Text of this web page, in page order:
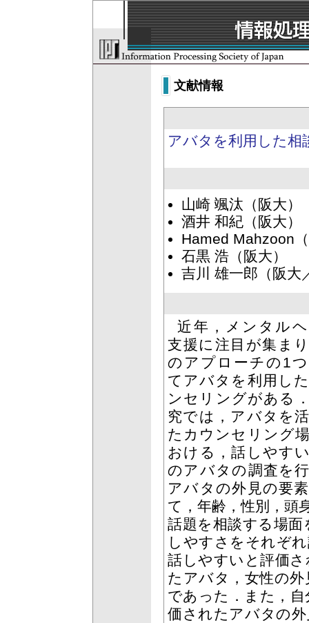
文献情報
アバタを利用した相
山崎 颯汰（阪大）
酒井 和紀（阪大）
Hamed Mahzoon
石黒 浩（阪大）
吉川 雄一郎（阪大
近年，メンタル
支援に注目が集ま
のアプローチの1
てアバタを利用し
ンセリングがある
究では，アバタを
たカウンセリング
おける，話しやす
のアバタの調査を
アバタの外見の要
て，年齢，性別，頭
話題を相談する場
しやすさをそれぞ
話しやすいと評価
たアバタ，女性の
であった．また，
価されたアバタの